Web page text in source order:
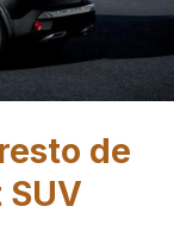
de